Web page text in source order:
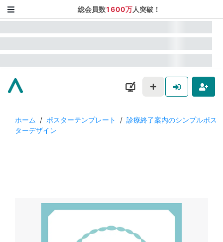
総会員数1600万人突破！
ホーム / ポスターテンプレート / 診療終了案内のシンプルポス
ターデザイン